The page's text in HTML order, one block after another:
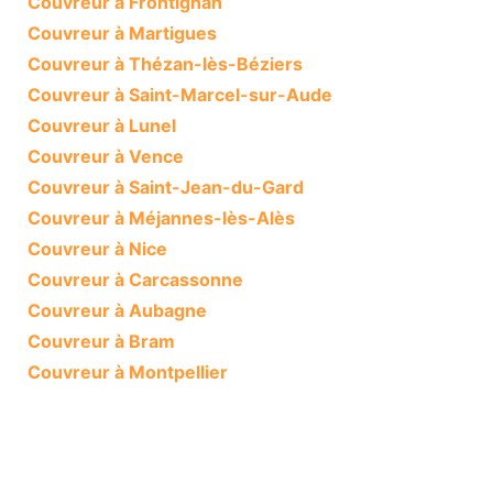
Couvreur à Martigues
Couvreur à Thézan-lès-Béziers
Couvreur à Saint-Marcel-sur-Aude
Couvreur à Lunel
Couvreur à Vence
Couvreur à Saint-Jean-du-Gard
Couvreur à Méjannes-lès-Alès
Couvreur à Nice
Couvreur à Carcassonne
Couvreur à Aubagne
Couvreur à Bram
Couvreur à Montpellier